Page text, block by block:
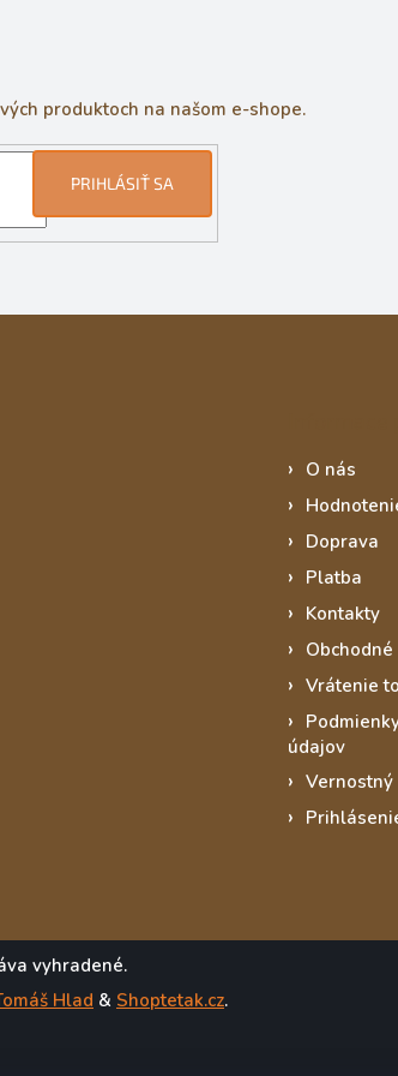
r
k
y
ý
p
u
produktoch na našom e-shope.
PRIHLÁSIŤ SA
O nás
Doprava
Platba
Kontakty
Vrátenie
údajov
vyhradené.
Hlad & Shoptetak.cz.